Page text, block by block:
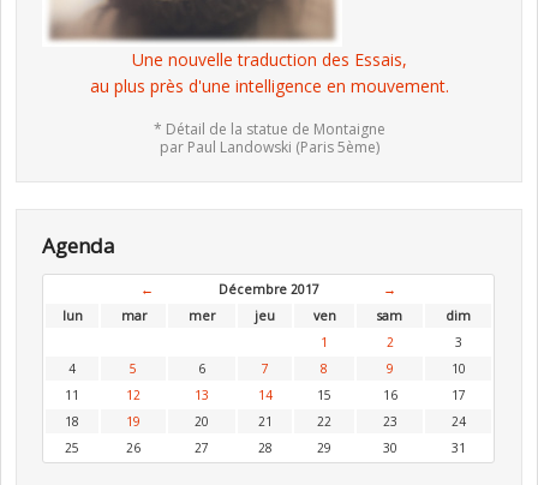
Une nouvelle traduction des Essais,
au plus près d'une intelligence en mouvement.
* Détail de la statue de Montaigne
par Paul Landowski (Paris 5ème)
Agenda
← Décembre 2017
→
lun
mar mer jeu ven sam
dim
1
2
3
4
5 6 7 8 9
10
11
12 13 14 15 16
17
18
19 20 21 22 23
24
25
26 27 28 29 30 31